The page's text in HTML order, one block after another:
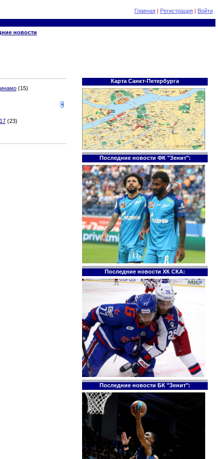
Главная | Регистрация | Войти
новости
(15)
(23)
Карта Санкт-Петербурга
Последние новости ФК "Зенит":
Последние новости ХК СКА:
Последние новости БК "Зенит":